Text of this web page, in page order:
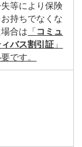
等により保険
持ちでなくな
合は 「コミュ
バス割引証 」
です。